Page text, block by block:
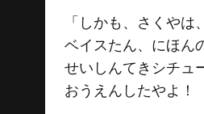
「しかも、さくや
ベイスたん、にほん
せいしんてきシチュ
おうえんしたやよ！